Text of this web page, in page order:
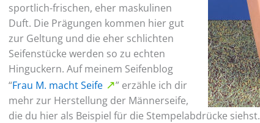
sportlich-frischen, eher maskulinen
Duft. Die Prägungen kommen hier gut
zur Geltung und die eher schlichten
Seifenstücke werden so zu echten
Hinguckern. Auf meinem Seifenblog
“Frau M. macht Seife
” erzähle ich dir
mehr zur Herstellung der Männerseife,
die du hier als Beispiel für die Stempelabdrücke siehst.